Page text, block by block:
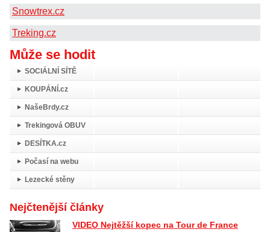
Snowtrex.cz
Treking.cz
Může se hodit
SOCIÁLNÍ SÍTĚ
KOUPÁNÍ.cz
NašeBrdy.cz
Trekingová OBUV
DESÍTKA.cz
Počasí na webu
Lezecké stěny
Nejčtenější články
VIDEO Nejtěžší kopec na Tour de France